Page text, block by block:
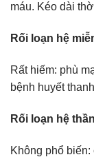
máu. Kéo dài
Rối loạn hệ
Rất hiếm: phù
bệnh huyết
Rối loạn hệ
Không phổ biến: